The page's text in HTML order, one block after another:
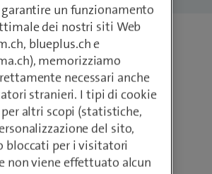
Raetzo
Worklife
Give & Grow: Corporate
Volunteering
un funzionamento
dei nostri siti Web
blueplus.ch e
memorizziamo
necessari anche
stranieri. I tipi di cookie
altri scopi (statistiche,
del sito,
bloccati per i visitatori
non viene effettuato alcun